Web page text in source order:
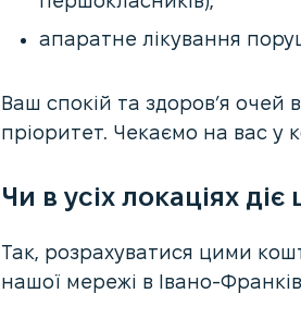
апаратне лікування
Ваш спокій та здоров’я
пріоритет. Чекаємо на вас у
Чи в усіх локаціях
Так, розрахуватися цими
нашої мережі в Івано-